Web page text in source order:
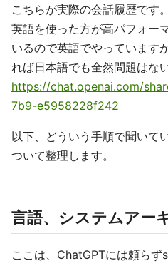
こちらが実際の会話履歴です。
英語を使った方が高パフォー
いるので英語でやっています
れば日本語でも全然問題はな
https://chat.openai.com/
7b9-e5958228f242
以下、どういう手順で聞いて
ついて整理します。
言語、システムアー
ここは、ChatGPTには頼ら